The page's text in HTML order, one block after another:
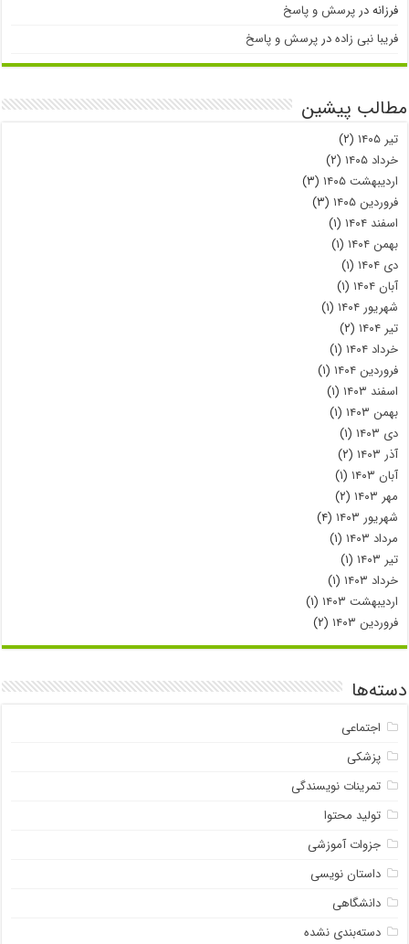
فرزانهدرپرسش و پاسخ
فریبا نبی زادهدرپرسش و پاسخ
مطالب پیشین
تیر ۱۴۰۵
(۲)
خرداد ۱۴۰۵
(۲)
اردیبهشت ۱۴۰۵
(۳)
فروردین ۱۴۰۵
(۳)
اسفند ۱۴۰۴
(۱)
بهمن ۱۴۰۴
(۱)
دی ۱۴۰۴
(۱)
آبان ۱۴۰۴
(۱)
شهریور ۱۴۰۴
(۱)
تیر ۱۴۰۴
(۲)
خرداد ۱۴۰۴
(۱)
فروردین ۱۴۰۴
(۱)
اسفند ۱۴۰۳
(۱)
بهمن ۱۴۰۳
(۱)
دی ۱۴۰۳
(۱)
آذر ۱۴۰۳
(۲)
آبان ۱۴۰۳
(۱)
مهر ۱۴۰۳
(۲)
شهریور ۱۴۰۳
(۴)
مرداد ۱۴۰۳
(۱)
تیر ۱۴۰۳
(۱)
خرداد ۱۴۰۳
(۱)
اردیبهشت ۱۴۰۳
(۱)
فروردین ۱۴۰۳
(۲)
دسته‌ها
اجتماعی
پزشکی
تمرینات نویسندگی
تولید محتوا
جزوات آموزشی
داستان نویسی
دانشگاهی
دسته‌بندی نشده